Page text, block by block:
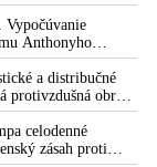
Vypočúvanie
Anthonyho
médií ignorovala
a distribučné
obrana
a jeho okolie
celodenné
zásah proti